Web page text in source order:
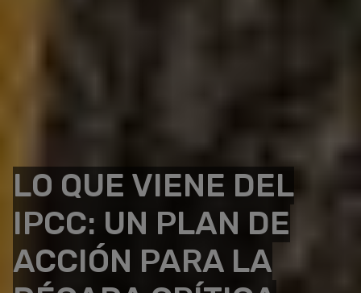
LO QUE VIENE DEL
IPCC: UN PLAN DE
ACCIÓN PARA LA